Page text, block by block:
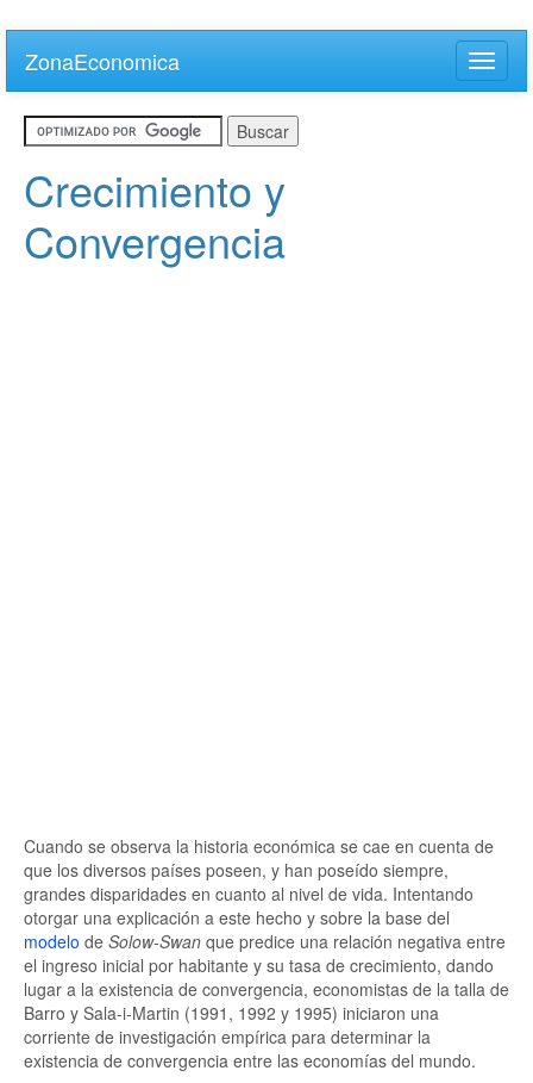
main
content
ZonaEconomica
Toggle
Crecimiento y
Convergencia
Cuando se observa la historia económica se cae en cuenta de
que los diversos países poseen, y han poseído siempre,
grandes disparidades en cuanto al nivel de vida. Intentando
otorgar una explicación a este hecho y sobre la base del
modelo de Solow-Swan que predice una relación negativa entre
el ingreso inicial por habitante y su tasa de crecimiento, dando
lugar a la existencia de convergencia, economistas de la talla de
Barro y Sala-i-Martin (1991, 1992 y 1995) iniciaron una
corriente de investigación empírica para determinar la
existencia de convergencia entre las economías del mundo.